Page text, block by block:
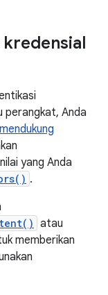
perangkat, Anda
yang Anda
.
atau
memberikan